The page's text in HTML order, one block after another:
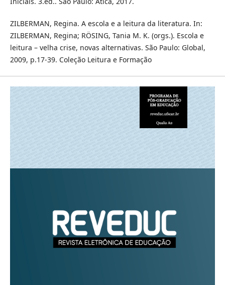
ZILBERMAN, Regina. A escola e a leitura da literatura. In:
ZILBERMAN, Regina; RÖSING, Tania M. K. (orgs.). Escola e
leitura – velha crise, novas alternativas. São Paulo: Global,
2009, p.17-39. Coleção Leitura e Formação